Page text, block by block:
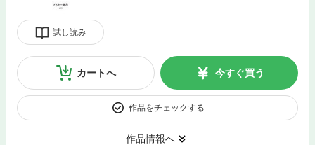
試し読み
カートへ 今すぐ買う
作品をチェックする
作品情報へ